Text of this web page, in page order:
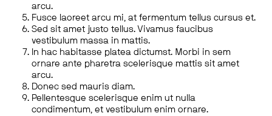
arcu.
Fusce laoreet arcu mi, at fermentum tellus cursus et.
Sed sit amet justo tellus. Vivamus faucibus
vestibulum massa in mattis.
In hac habitasse platea dictumst. Morbi in sem
ornare ante pharetra scelerisque mattis sit amet
arcu.
Donec sed mauris diam.
Pellentesque scelerisque enim ut nulla
condimentum, et vestibulum enim ornare.